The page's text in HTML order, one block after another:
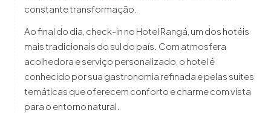
constante transformação.
Ao final do dia, check-in no Hotel Rangá, um dos hotéis
mais tradicionais do sul do país. Com atmosfera
acolhedora e serviço personalizado, o hotel é
conhecido por sua gastronomia refinada e pelas suítes
temáticas que oferecem conforto e charme com vista
para o entorno natural.